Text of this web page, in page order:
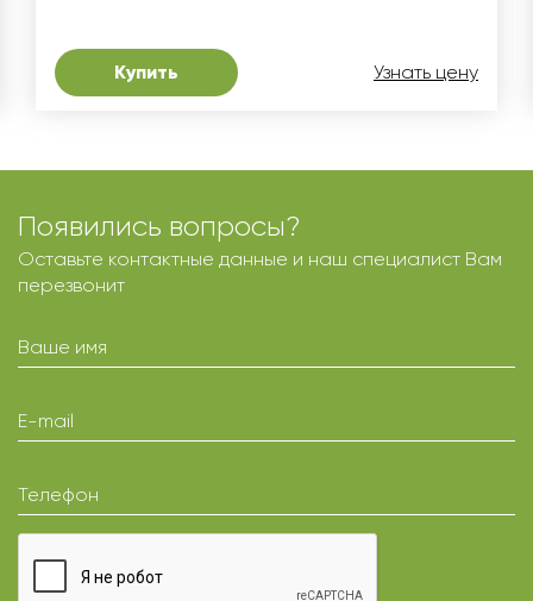
Купить Узнать цену
Появились вопросы?
Оставьте контактные данные и наш специалист Вам
перезвонит
Ваше имя
E-mail
Телефон